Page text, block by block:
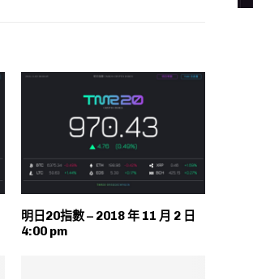
明日20指數 – 2018 年 11 月 2 日
4:00 pm